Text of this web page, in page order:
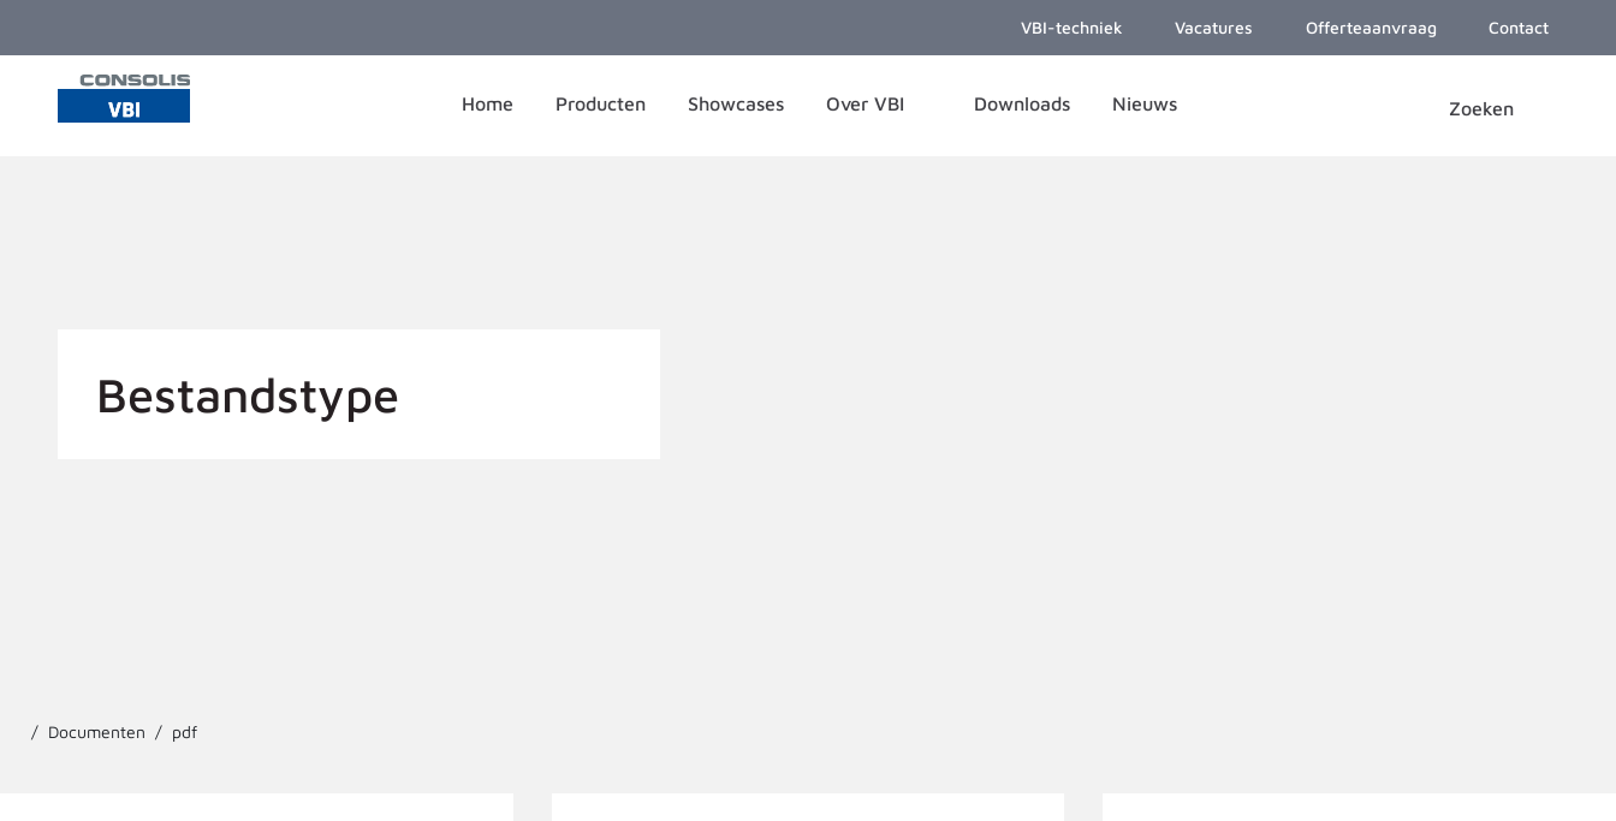
VBI-techniek Vacatures Offerteaanvraag Contact
Home Producten Showcases Over VBI Downloads Nieuws
Bestandstype
Documenten pdf